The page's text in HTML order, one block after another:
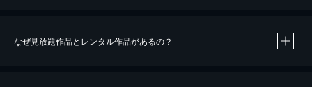
なぜ見放題作品とレンタル作品があるの？